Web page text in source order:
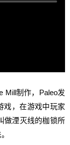
Mill制作，Paleo发
戏，在游戏中玩家
做湮灭线的枷锁所